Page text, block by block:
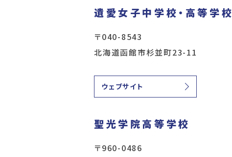
遺愛女子中学校・高等学校
〒040-8543
北海道函館市杉並町23-11
ウェブサイト
聖光学院高等学校
〒960-0486